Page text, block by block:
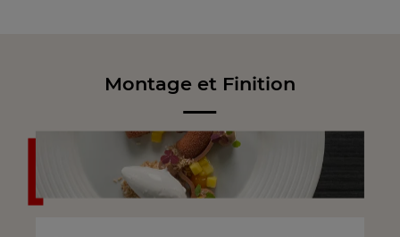
Montage et Finition